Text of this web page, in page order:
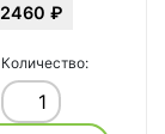
2460 ₽
Количество: